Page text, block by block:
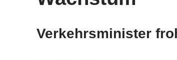
Verkehrsminister